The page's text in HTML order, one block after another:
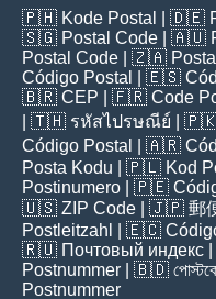
🇵🇭 Kode Postal | 🇩🇪
🇸🇬 Postal Code | 🇦🇺
Postal Code | 🇿🇦
Código Postal
| 🇪🇸
🇧🇷 CEP | 🇫🇷 Code
| 🇹🇭 รหัสไปรษณีย์ |
Código Postal
| 🇦🇷
Posta Kodu | 🇵🇱 Kod
Postinumero | 🇵🇪
🇺🇸 ZIP Code | 🇯🇵 郵
Postleitzahl
| 🇪🇨
🇷🇺 Почтовый индекс
Postnummer | 🇧🇩
Postnummer